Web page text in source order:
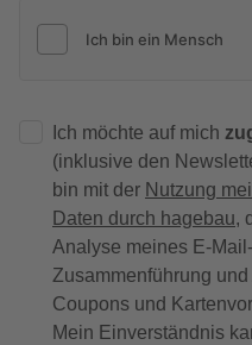
Ich möchte auf mich
(inklusive den
bin mit der Nutzung
Daten durch hagebau,
Analyse meines E-
Zusammenführung
Coupons und
Mein Einverständnis